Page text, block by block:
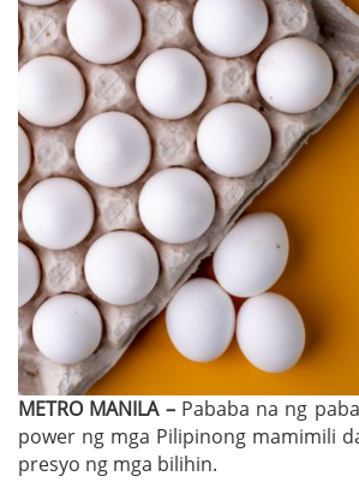
METRO MANILA – Pababa na ng
power ng mga Pilipinong mamimili
presyo ng mga bilihin.